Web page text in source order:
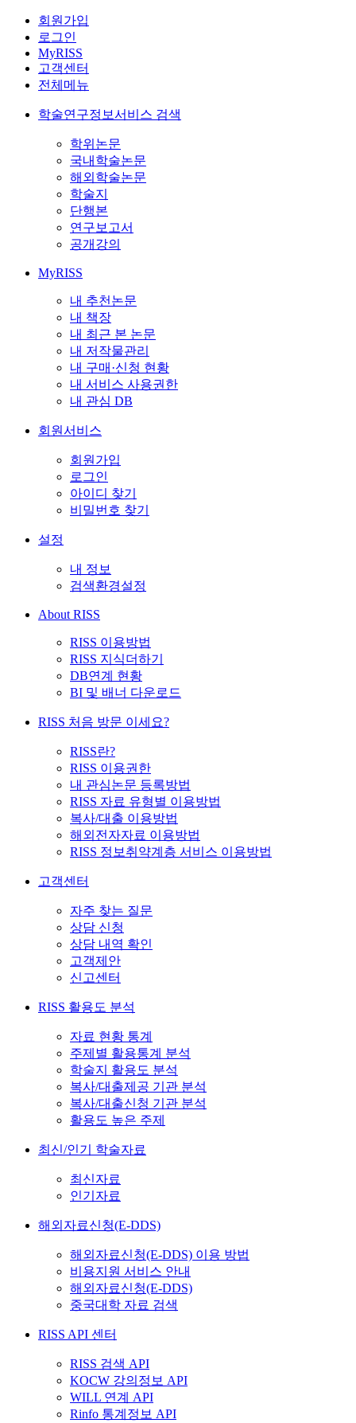
회원가입
로그인
MyRISS
고객센터
전체메뉴
학술연구정보서비스 검색
학위논문
국내학술논문
해외학술논문
학술지
단행본
연구보고서
공개강의
MyRISS
내 추천논문
내 책장
내 최근 본 논문
내 저작물관리
내 구매·신청 현황
내 서비스 사용권한
내 관심 DB
회원서비스
회원가입
로그인
아이디 찾기
비밀번호 찾기
설정
내 정보
검색환경설정
About RISS
RISS 이용방법
RISS 지식더하기
DB연계 현황
BI 및 배너 다운로드
RISS 처음 방문 이세요?
RISS란?
RISS 이용권한
내 관심논문 등록방법
RISS 자료 유형별 이용방법
복사/대출 이용방법
해외전자자료 이용방법
RISS 정보취약계층 서비스 이용방법
고객센터
자주 찾는 질문
상담 신청
상담 내역 확인
고객제안
신고센터
RISS 활용도 분석
자료 현황 통계
주제별 활용통계 분석
학술지 활용도 분석
복사/대출제공 기관 분석
복사/대출신청 기관 분석
활용도 높은 주제
최신/인기 학술자료
최신자료
인기자료
해외자료신청(E-DDS)
해외자료신청(E-DDS) 이용 방법
비용지원 서비스 안내
해외자료신청(E-DDS)
중국대학 자료 검색
RISS API 센터
RISS 검색 API
KOCW 강의정보 API
WILL 연계 API
Rinfo 통계정보 API